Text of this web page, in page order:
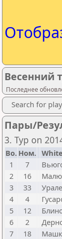
Весенний
Последнее
Search for
Пары/
3. Тур on
Bo. Ном. White
1
7
2
16
3
33
4
4
5
12
6
2
7
18